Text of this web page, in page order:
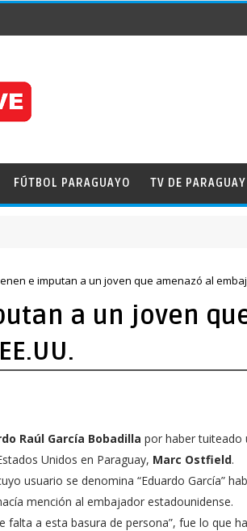
FÚTBOL PARAGUAYO TV DE PARAGUAY
e imputan a un joven que amenazó al
a un joven
Raúl García Bobadilla por haber tuiteado
Unidos en Paraguay, Marc Ostfield.
usuario se denomina “Eduardo García”
mención al embajador estadounidense.
falta a esta basura de persona”, fue lo que